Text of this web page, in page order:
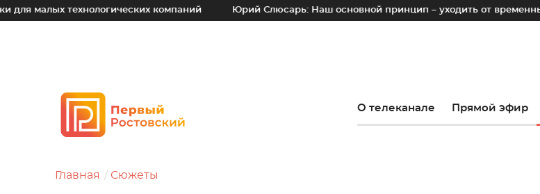
технологических компаний Юрий Слюсарь: Наш основной принцип – уходить от временных лотков,
О телеканале Прямой эфир
Главная Сюжеты